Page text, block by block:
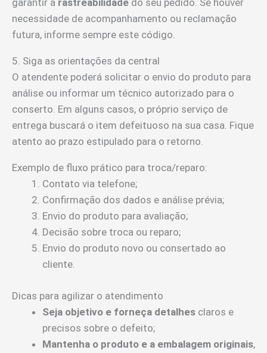
garantir a rastreabilidade do seu pedido. Se houver
necessidade de acompanhamento ou reclamação
futura, informe sempre este código.
5. Siga as orientações da central
O atendente poderá solicitar o envio do produto para
análise ou informar um técnico autorizado para o
conserto. Em alguns casos, o próprio serviço de
entrega buscará o item defeituoso na sua casa. Fique
atento ao prazo estipulado para o retorno.
Exemplo de fluxo prático para troca/reparo:
Contato via telefone;
Confirmação dos dados e análise prévia;
Envio do produto para avaliação;
Decisão sobre troca ou reparo;
Envio do produto novo ou consertado ao
cliente.
Dicas para agilizar o atendimento
Seja objetivo e forneça detalhes claros e
precisos sobre o defeito;
Mantenha o produto e a embalagem originais,